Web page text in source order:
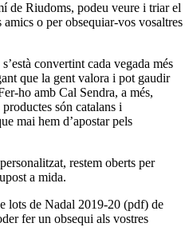
de Riudoms, podeu veure i triar el
o per obsequiar-vos vosaltres
convertint cada vegada més
que la gent valora i pot gaudir
ho amb Cal Sendra, a més,
són catalans i
mai hem d’apostar pels
restem oberts per
a mida.
lots de Nadal 2019-20 (pdf) de
fer un obsequi als vostres